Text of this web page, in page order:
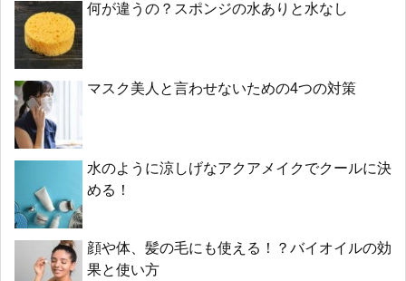
何が違うの？スポンジの水ありと水なし
マスク美人と言わせないための4つの対策
水のように涼しげなアクアメイクでクールに決
める！
顔や体、髪の毛にも使える！？バイオイルの効
果と使い方